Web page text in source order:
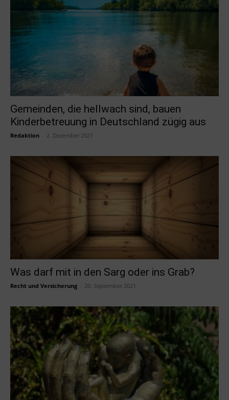
Gemeinden, die hellwach sind, bauen
Kinderbetreuung in Deutschland zügig aus
Redaktion 2. Dezember 2021
Was darf mit in den Sarg oder ins Grab?
Recht und Versicherung 20. September 2021